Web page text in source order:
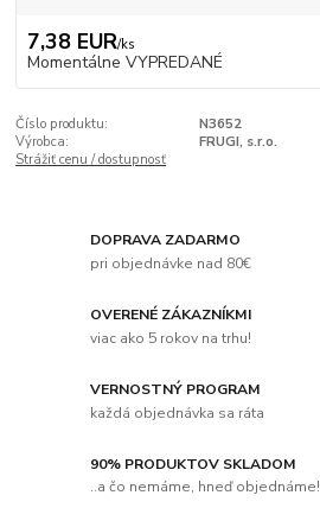
7,38 EUR/ks
Momentálne VYPREDANÉ
Číslo produktu:
N3652
Výrobca:
FRUGI, s.r.o.
Strážiť cenu / dostupnosť
DOPRAVA ZADARMO
pri objednávke nad 80€
OVERENÉ ZÁKAZNÍKMI
viac ako 5 rokov na trhu!
VERNOSTNÝ PROGRAM
každá objednávka sa ráta
90% PRODUKTOV SKLADOM
..a čo nemáme, hneď objednáme!